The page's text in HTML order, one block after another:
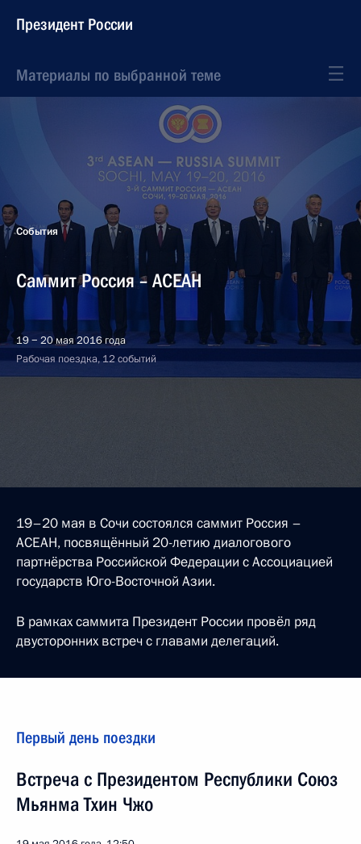
Президент России
Материалы по выбранной теме
События
Саммит Россия – АСЕАН
19 − 20 мая 2016 года
Рабочая поездка, 12 событий
19–20 мая в Сочи состоялся саммит Россия –
АСЕАН, посвящённый 20-летию диалогового
партнёрства Российской Федерации с Ассоциацией
государств Юго-Восточной Азии.
В рамках саммита Президент России провёл ряд
двусторонних встреч с главами делегаций.
Первый день поездки
Встреча с Президентом Республики Союз
Мьянма Тхин Чжо